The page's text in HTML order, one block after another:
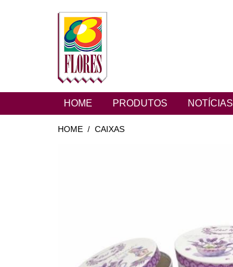
HOME PRODUTOS NOTÍCIAS
HOME / CAIXAS